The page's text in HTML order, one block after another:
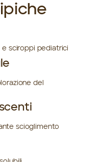
sciroppi pediatrici
del
scioglimento